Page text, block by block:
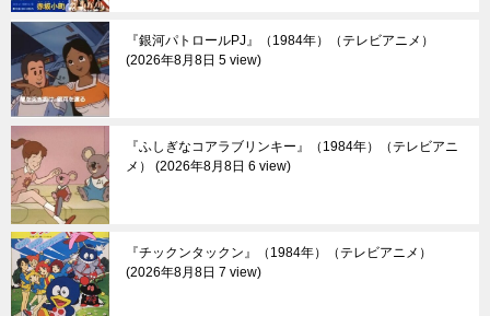
『銀河パトロールPJ』（1984年）（テレビアニメ）
2026年8月8日 5 view
『ふしぎなコアラブリンキー』（1984年）（テレビアニ
メ）
2026年8月8日 6 view
『チックンタックン』（1984年）（テレビアニメ）
2026年8月8日 7 view